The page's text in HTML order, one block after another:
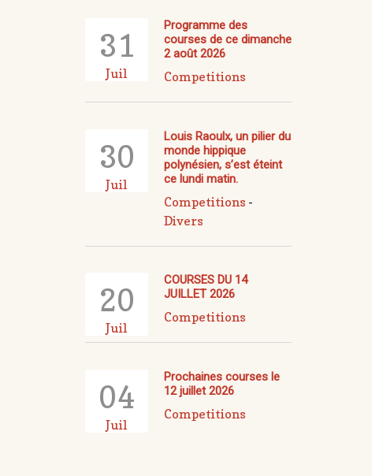
31
Juil
Programme des
courses de ce dimanche
2 août 2026
Competitions
30
Juil
Louis Raoulx, un pilier du
monde hippique
polynésien, s’est éteint
ce lundi matin.
Competitions -
Divers
20
Juil
COURSES DU 14
JUILLET 2026
Competitions
04
Juil
Prochaines courses le
12 juillet 2026
Competitions